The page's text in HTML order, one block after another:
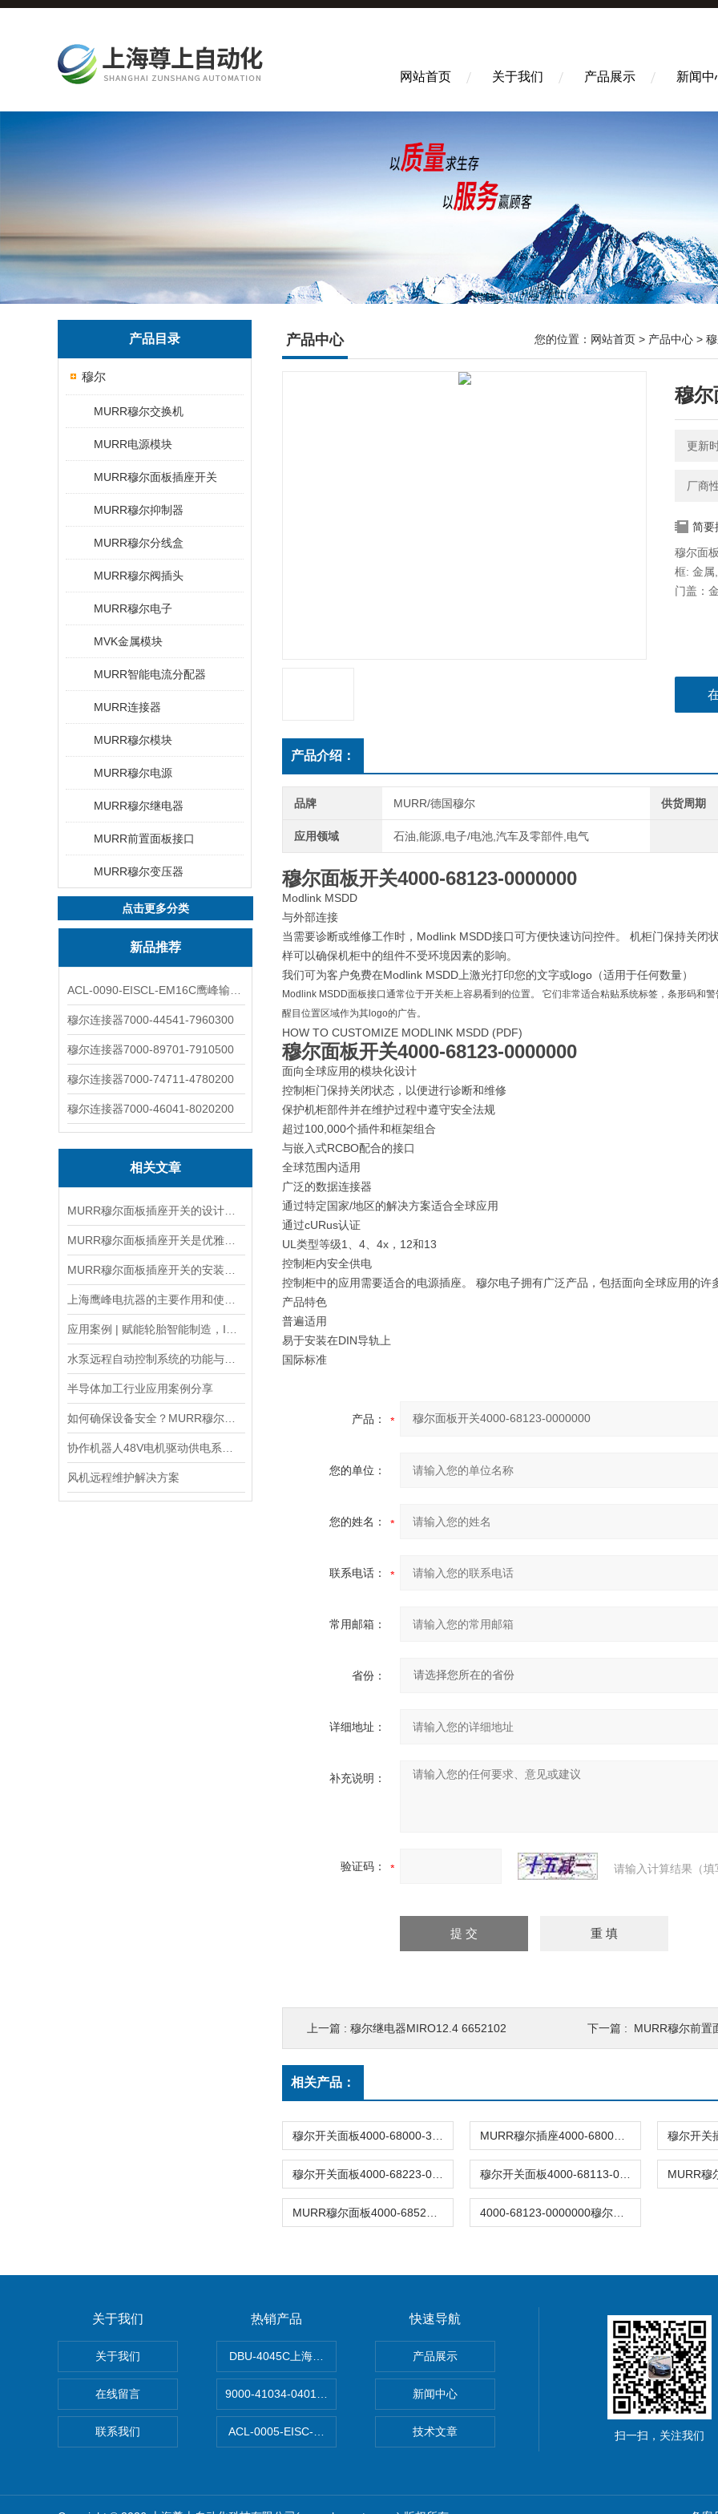
网站首页 关于我们 产品展示 新闻中
产品目录
穆尔
MURR穆尔交换机
MURR电源模块
MURR穆尔面板插座开关
MURR穆尔抑制器
MURR穆尔分线盒
MURR穆尔阀插头
MURR穆尔电子
MVK金属模块
MURR智能电流分配器
MURR连接器
MURR穆尔模块
MURR穆尔电源
MURR穆尔继电器
MURR前置面板接口
MURR穆尔变压器
点击更多分类
新品推荐
穆尔连接器7000-44541-7960300
穆尔连接器7000-89701-7910500
穆尔连接器7000-74711-4780200
穆尔连接器7000-46041-8020200
相关文章
半导体加工行业应用案例分享
风机远程维护解决方案
产品中心 您的位置： 网站首页 > 产品中心 >
穆尔
更新
厂商
简要
穆尔面
框: 金属
门盖：
产品介绍：
品牌 MURR/德国穆尔 供货周期
应用领域 石油,能源,电子/电池,汽车及零部件,电气
穆尔面板开关4000-68123-0000000
Modlink MSDD
与外部连接
当需要诊断或维修工作时，Modlink MSDD接口可方便快速访问控件。 机柜门保持关闭
样可以确保机柜中的组件不受环境因素的影响。
我们可为客户免费在Modlink MSDD上激光打印您的文字或logo（适用于任何数量）
Modlink MSDD面板接口通常位于开关柜上容易看到的位置。 它们非常适合粘贴系统标签，条形码和
醒目位置区域作为其logo的广告。
HOW TO CUSTOMIZE MODLINK MSDD (PDF)
穆尔面板开关4000-68123-0000000
面向全球应用的模块化设计
控制柜门保持关闭状态，以便进行诊断和维修
保护机柜部件并在维护过程中遵守安全法规
超过100,000个插件和框架组合
与嵌入式RCBO配合的接口
全球范围内适用
广泛的数据连接器
通过特定国家/地区的解决方案适合全球应用
通过cURus认证
UL类型等级1、4、4x，12和13
控制柜内安全供电
控制柜中的应用需要适合的电源插座。 穆尔电子拥有广泛产品，包括面向全球应用的许
产品特色
普遍适用
易于安装在DIN导轨上
国际标准
产品：
您的单位：
您的姓名：
联系电话：
常用邮箱：
省份：
详细地址：
补充说明：
验证码： 请输入计算结果（
上一篇 : 穆尔继电器MIRO12.4 6652102 下一篇 : MURR穆尔前置
相关产品：
关于我们
关于我们
在线留言
联系我们
热销产品
DBU-4045C上海鹰峰制动单元
9000-41034-0401000穆尔MICO4.4智能电流分配器
ACL-0005-EISC-E2M8C上海鹰峰电抗器
快速导航
产品展示
新闻中心
技术文章 扫一扫，关注我们